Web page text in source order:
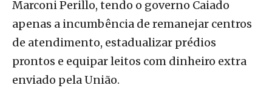
Marconi Perillo, tendo o governo Caiado
apenas a incumbência de remanejar centros
de atendimento, estadualizar prédios
prontos e equipar leitos com dinheiro extra
enviado pela União.